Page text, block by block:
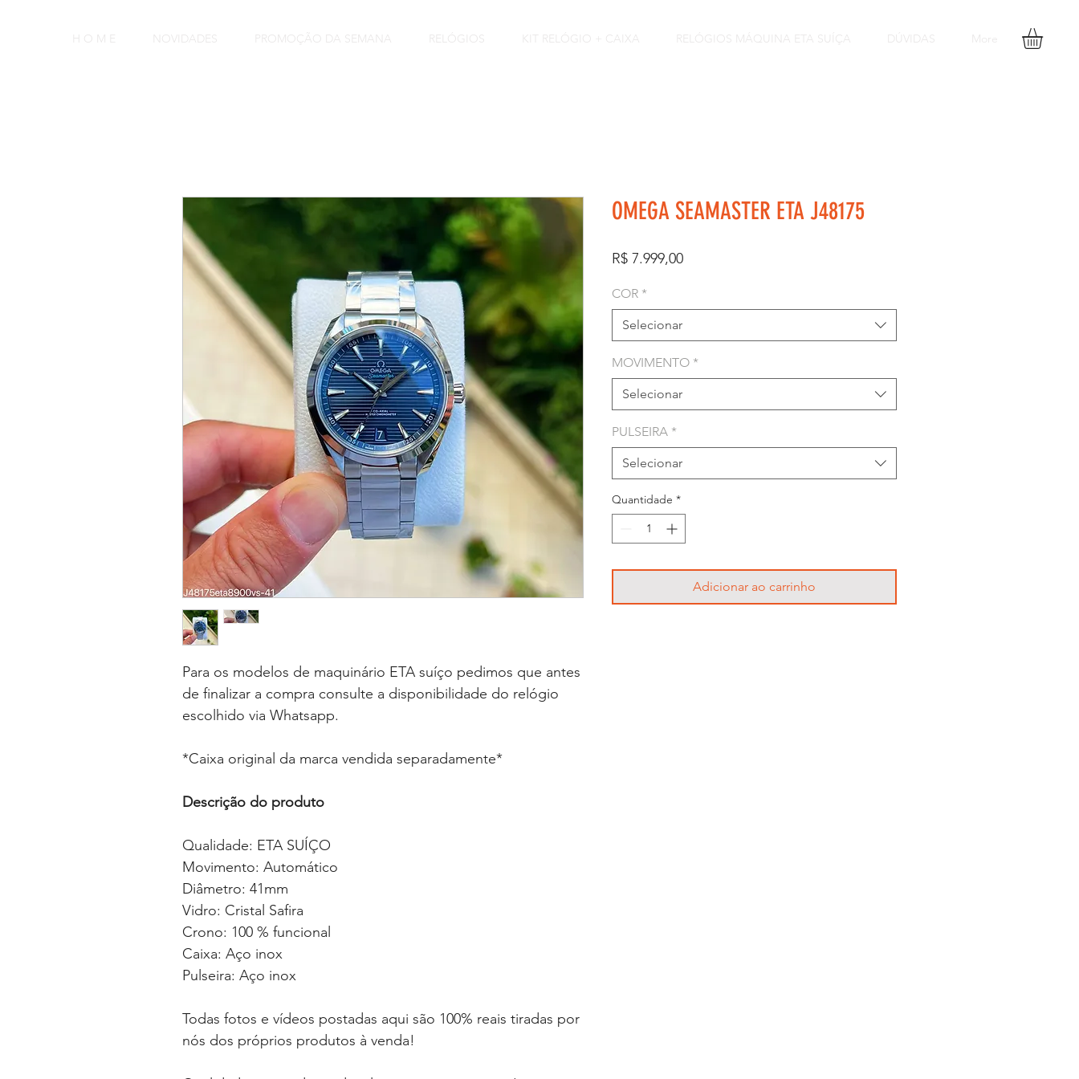
H O M E PROMOÇÃO DA SEMANA RELÓGIOS KIT RELÓGIO + CAIXA RELÓGIOS MÁQUINA ETA SUÍÇA More
Para os modelos de maquinário ETA suíço pedimos que antes
de finalizar a compra consulte a disponibilidade do relógio
escolhido via Whatsapp.
*Caixa original da marca vendida separadamente*
Descrição do produto
Qualidade: ETA SUÍÇO
Movimento: Automático
Diâmetro: 41mm
Vidro: Cristal Safira
Crono: 100 % funcional
Caixa: Aço inox
Pulseira: Aço inox
Todas fotos e vídeos postadas aqui são 100% reais tiradas por
nós dos próprios produtos à venda!
OMEGA SEAMASTER ETA J48175
R$ 7.999,00Preço
COR *
Selecionar
MOVIMENTO *
Selecionar
PULSEIRA *
Selecionar
Quantidade *
Adicionar ao carrinho